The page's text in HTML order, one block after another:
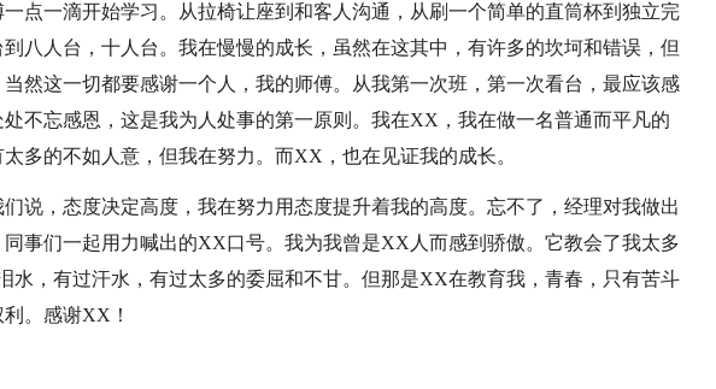
点一滴开始学习。从拉椅让座到和客人沟通，从刷一个简单的直筒杯到独立完
八人台，十人台。我在慢慢的成长，虽然在这其中，有许多的坎坷和错误，但
然这一切都要感谢一个人，我的师傅。从我第一次班，第一次看台，最应该感
不忘感恩，这是我为人处事的第一原则。我在XX，我在做一名普通而平凡的
多的不如人意，但我在努力。而XX，也在见证我的成长。
说，态度决定高度，我在努力用态度提升着我的高度。忘不了，经理对我做出
事们一起用力喊出的XX口号。我为我曾是XX人而感到骄傲。它教会了我太多
水，有过汗水，有过太多的委屈和不甘。但那是XX在教育我，青春，只有苦斗
。感谢XX！